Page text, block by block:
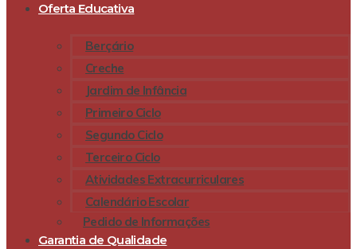
Oferta Educativa
Berçário
Creche
Jardim de Infância
Primeiro Ciclo
Segundo Ciclo
Terceiro Ciclo
Atividades Extracurriculares
Calendário Escolar
Pedido de Informações
Garantia de Qualidade